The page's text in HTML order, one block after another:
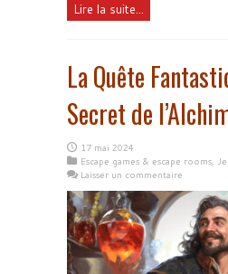
Lire la suite...
La Quête
Secret de
17 mai 2024
Escape games & escape rooms,
Laisser un commentaire